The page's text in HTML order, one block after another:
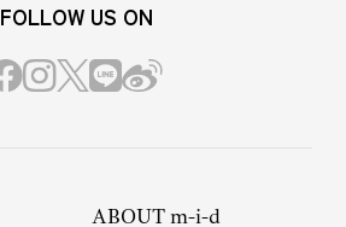
FOLLOW US ON
ABOUT m-i-d